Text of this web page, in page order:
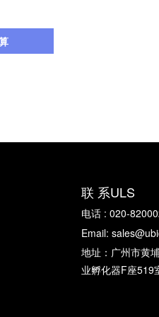
联 系ULS
电话 : 020-
Email:
地址：广州市黄
业孵化器F座519